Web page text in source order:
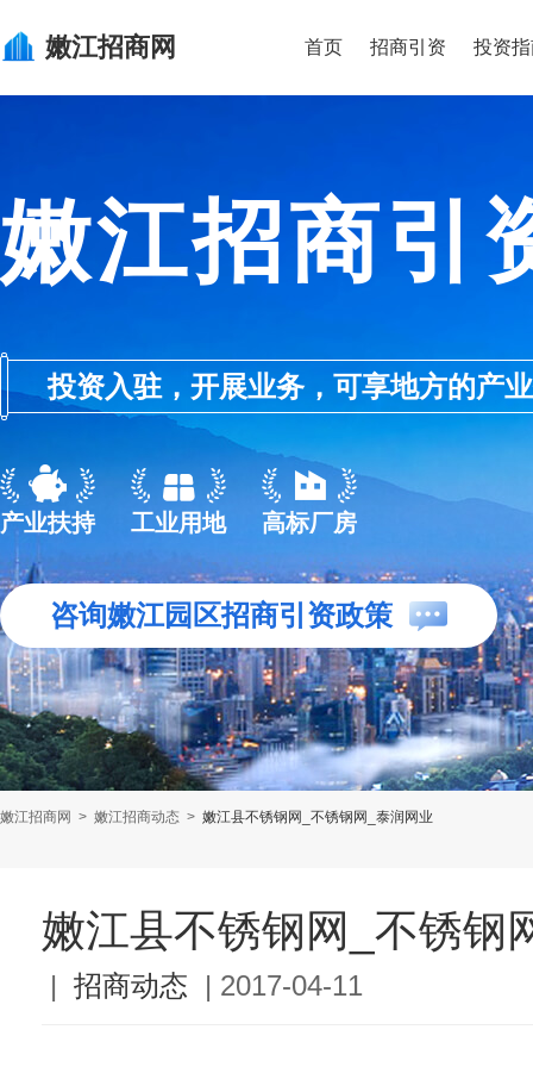
嫩江招商网 首页 招商引资 投资
嫩江招商引
投资入驻，开展业务，可享地方的产
产业扶持 工业用地 高标厂房
咨询嫩江园区招商引资政策
嫩江招商网 > 嫩江招商动态 > 嫩江县不锈钢网_不锈钢网_泰润网业
嫩江县不锈钢网_不锈钢
| 招商动态 | 2017-04-11